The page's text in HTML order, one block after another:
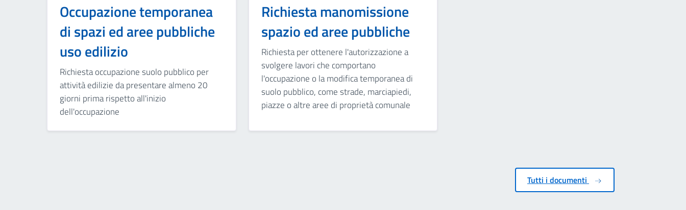
Occupazione temporanea
di spazi ed aree pubbliche
uso edilizio
Richiesta occupazione suolo pubblico per
attività edilizie da presentare almeno 20
giorni prima rispetto all'inizio
dell'occupazione
Richiesta manomissione
spazio ed aree pubbliche
Richiesta per ottenere l'autorizzazione a
svolgere lavori che comportano
l'occupazione o la modifica temporanea di
suolo pubblico, come strade, marciapiedi,
piazze o altre aree di proprietà comunale
Tutti i documenti